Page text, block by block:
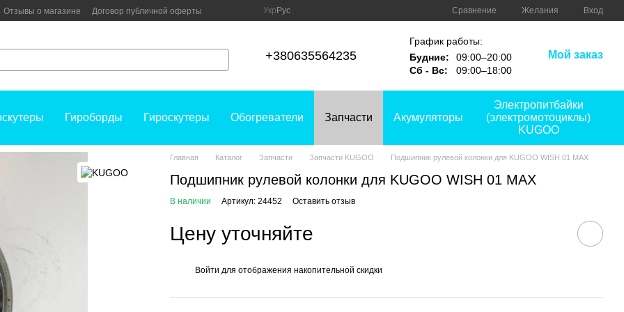
Отзывы о магазине Договор публичной оферты Укр Рус Сравнение Желания Вход
+380635564235
График работы:
Будние:
09:00–20:00
Сб - Вс:
09:00–18:00
Мой заказ
Гироборды Гироскутеры Обогреватели Запчасти Акумуляторы
Электропитбайки
(электромотоциклы)
KUGOO
Главная Каталог Запчасти Запчасти KUGOO Подшипник рулевой колонки для KUGOO WISH 01 MAX
Подшипник рулевой колонки для KUGOO WISH 01 MAX
В наличии Артикул: 24452 Оставить отзыв
Цену уточняйте
Войти для отображения накопительной скидки